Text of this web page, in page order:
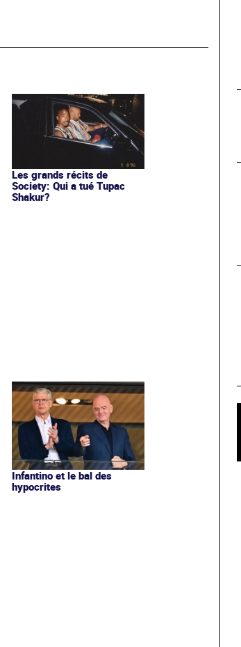
Les grands récits de
Society: Qui a tué Tupac
Shakur?
Infantino et le bal des
hypocrites